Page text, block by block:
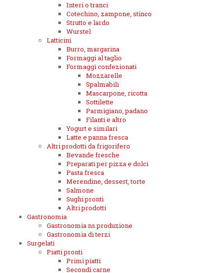
Interi o tranci
Cotechino, zampone, stinco
Strutto e lardo
Wurstel
Latticini
Burro, margarina
Formaggi al taglio
Formaggi confezionati
Mozzarelle
Spalmabili
Mascarpone, ricotta
Sottilette
Parmigiano, padano
Filanti e altro
Yogurt e similari
Latte e panna fresca
Altri prodotti da frigorifero
Bevande fresche
Preparati per pizza e dolci
Pasta fresca
Merendine, dessert, torte
Salmone
Sughi pronti
Altri prodotti
Gastronomia
Gastronomia ns.produzione
Gastronomia di terzi
Surgelati
Piatti pronti
Primi piatti
Secondi carne